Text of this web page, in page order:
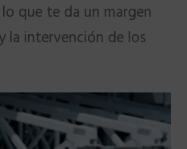
que te da un margen
la intervención de los